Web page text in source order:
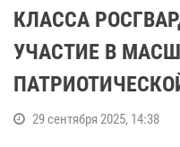
КЛАССА
УЧАСТИЕ В
29 сентября 2025, 14:38